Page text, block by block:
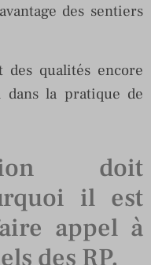
des sentiers
qualités encore
dans la pratique de
doit
il est
appel à
des RP.